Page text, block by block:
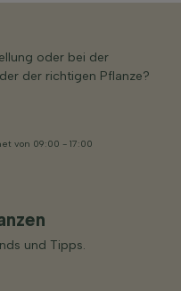
oder bei der
der richtigen Pflanze?
von 09:00 - 17:00
und Tipps.